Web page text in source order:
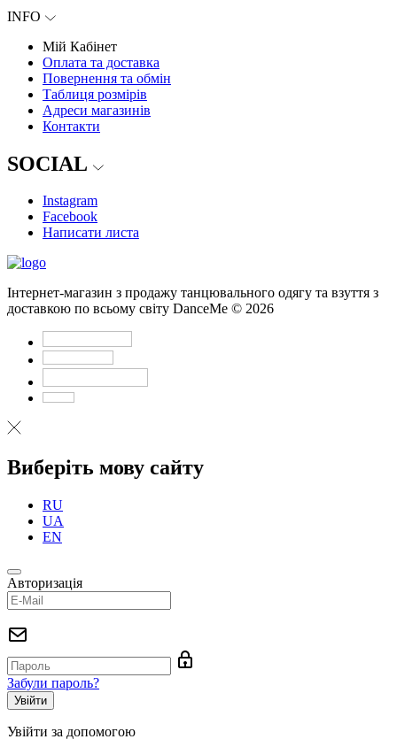
INFO
Мій Кабінет
Оплата та доставка
Повернення та обмін
Таблиця розмірів
Адреси магазинів
Контакти
SOCIAL
Instagram
Facebook
Написати листа
Інтернет-магазин з продажу танцювального одягу та взуття з
доставкою по всьому світу DanceMe © 2026
Виберіть мову сайту
RU
UA
EN
Авторизація
Забули пароль?
Увійти за допомогою